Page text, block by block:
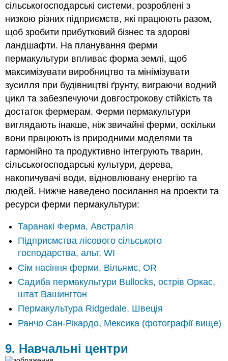
сільськогосподарські системи, розроблені з
низкою різних підприємств, які працюють разом,
щоб зробити прибутковий бізнес та здорові
ландшафти. На планування ферми
пермакультури впливає форма землі, щоб
максимізувати виробництво та мінімізувати
зусилля при будівництві ґрунту, виграючи водний
цикл та забезпечуючи довгострокову стійкість та
достаток фермерам. Ферми пермакультури
виглядають інакше, ніж звичайні ферми, оскільки
вони працюють із природними моделями та
гармонійно та продуктивно інтегрують тварин,
сільськогосподарські культури, дерева,
накопичувачі води, відновлювану енергію та
людей. Нижче наведено посилання на проекти та
ресурси ферми пермакультури:
Таранакі Ферма, Австралія
Підприємства лісового сільського
господарства, альт, WI
Сім насіння ферми, Вільямс, OR
Садиба пермакультури Bullocks, острів Оркас,
штат Вашингтон
Пермакультура Ridgedale, Швеція
Ранчо Сан-Рікардо, Мексика (фотографії вище)
9. Навчальні центри